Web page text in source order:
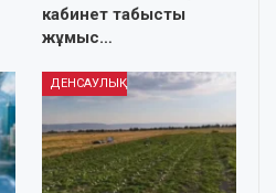
кабинет табысты
жұмыс…
ДЕНСАУЛЫҚ